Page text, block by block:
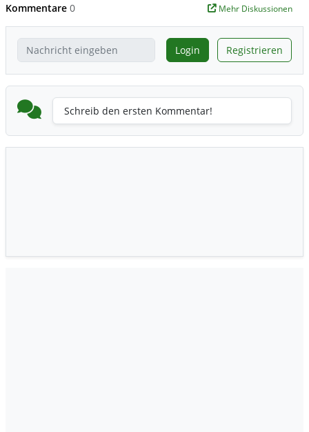
Kommentare 0 Mehr Diskussionen
Login Registrieren
Schreib den ersten Kommentar!